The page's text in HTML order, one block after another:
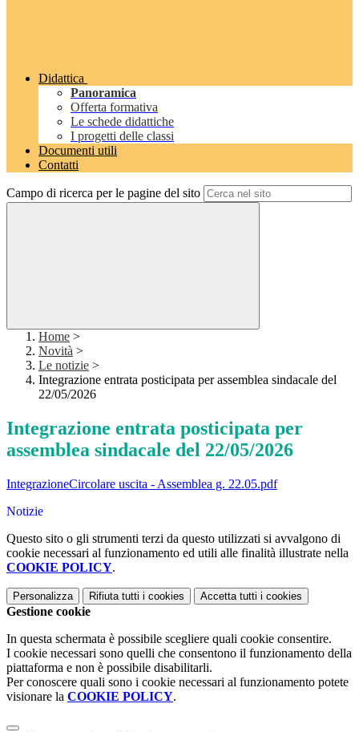
Didattica
Panoramica
Offerta formativa
Le schede didattiche
I progetti delle classi
Documenti utili
Contatti
Campo di ricerca per le pagine del sito
Home >
Novità >
Le notizie >
Integrazione entrata posticipata per assemblea sindacale del
22/05/2026
Integrazione entrata posticipata per
assemblea sindacale del 22/05/2026
IntegrazioneCircolare uscita - Assemblea g. 22.05.pdf
Notizie
Questo sito o gli strumenti terzi da questo utilizzati si avvalgono di
cookie necessari al funzionamento ed utili alle finalità illustrate nella
COOKIE POLICY.
Personalizza Rifiuta tutti i cookies Accetta tutti i cookies
Gestione cookie
In questa schermata è possibile scegliere quali cookie consentire.
I cookie necessari sono quelli che consentono il funzionamento della
piattaforma e non è possibile disabilitarli.
Per conoscere quali sono i cookie necessari al funzionamento potete
visionare la COOKIE POLICY.